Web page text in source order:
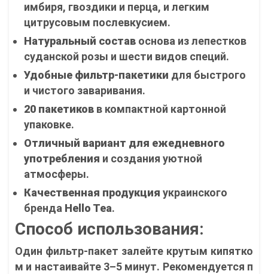
имбиря, гвоздики и перца, и легким
цитрусовым послевкусием.
Натуральный состав основа из лепестков
суданской розы и шести видов специй.
Удобные фильтр-пакетики для быстрого
и чистого заваривания.
20 пакетиков в компактной картонной
упаковке.
Отличный вариант для ежедневного
употребления и создания уютной
атмосферы.
Качественная продукция украинского
бренда Hello Tea.
Способ использования:
Один фильтр-пакет залейте крутым кипятко
м и настаивайте 3–5 минут. Рекомендуется п